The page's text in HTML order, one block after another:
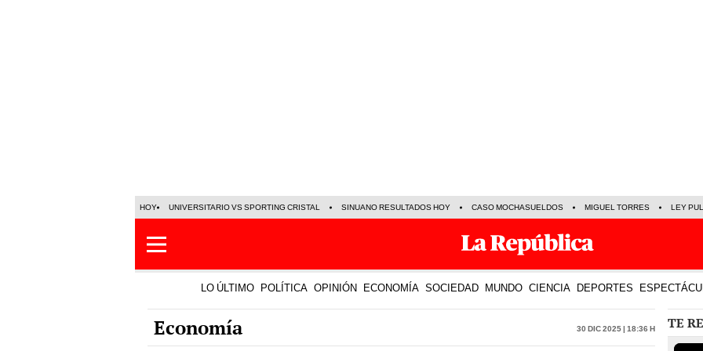
HOY UNIVERSITARIO VS SPORTING CRISTAL SINUANO RESULTADOS HOY CASO MOCHASUELDOS MIGUEL TORRES LEY
LO ÚLTIMO POLÍTICA OPINIÓN ECONOMÍA SOCIEDAD MUNDO CIENCIA DEPORTES
Economía 30 Dic 2025 | 18:36 h TE